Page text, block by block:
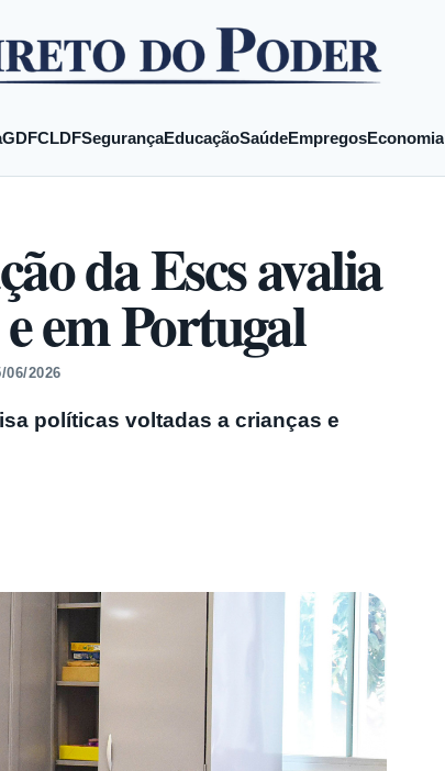
GDFCLDFSegurançaEducaçãoSaúdeEmpregosEconomia
da Escs avalia
em Portugal
06/2026
políticas voltadas a crianças e